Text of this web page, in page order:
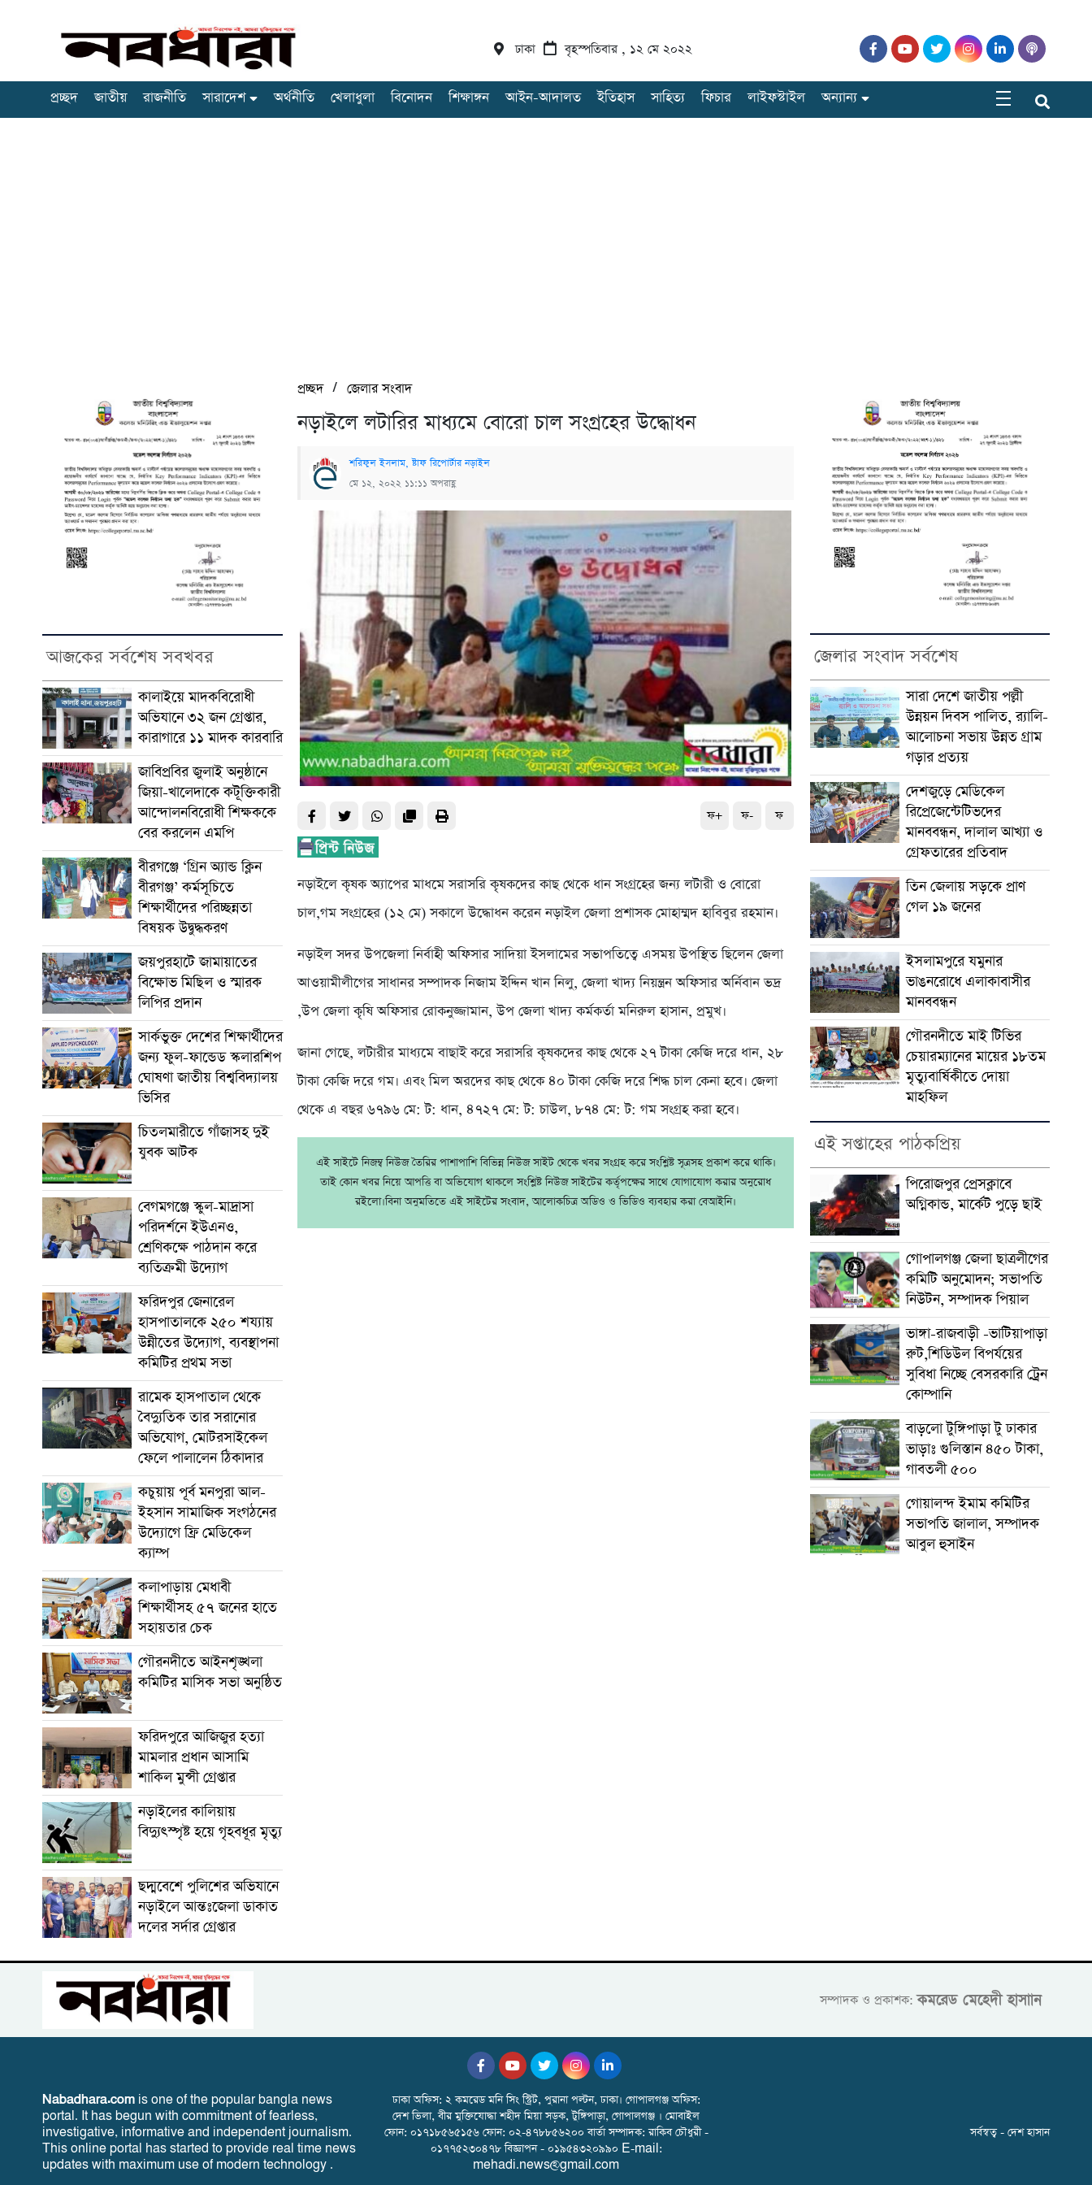
ঢাকা বৃহস্পতিবার , ১২ মে ২০২২
প্রচ্ছদ জাতীয় রাজনীতি সারাদেশ অর্থনীতি খেলাধুলা বিনোদন শিক্ষাঙ্গন আইন-আদালত ইতিহাস সাহিত্য ফিচার লাইফস্টাইল অন্যান্য
আজকের সর্বশেষ সবখবর
কালাইয়ে মাদকবিরোধী
অভিযানে ৩২ জন গ্রেপ্তার,
কারাগারে ১১ মাদক কারবারি
জাবিপ্রবির জুলাই অনুষ্ঠানে
জিয়া-খালেদাকে কটূক্তিকারী
আন্দোলনবিরোধী শিক্ষককে
বের করলেন এমপি
বীরগঞ্জে ‘গ্রিন অ্যান্ড ক্লিন
বীরগঞ্জ’ কর্মসূচিতে
শিক্ষার্থীদের পরিচ্ছন্নতা
বিষয়ক উদ্বুদ্ধকরণ
জয়পুরহাটে জামায়াতের
বিক্ষোভ মিছিল ও স্মারক
লিপির প্রদান
সার্কভুক্ত দেশের শিক্ষার্থীদের
জন্য ফুল-ফান্ডেড স্কলারশিপ
ঘোষণা জাতীয় বিশ্ববিদ্যালয়
ভিসির
চিতলমারীতে গাঁজাসহ দুই
যুবক আটক
বেগমগঞ্জে স্কুল-মাদ্রাসা
পরিদর্শনে ইউএনও,
শ্রেণিকক্ষে পাঠদান করে
ব্যতিক্রমী উদ্যোগ
ফরিদপুর জেনারেল
হাসপাতালকে ২৫০ শয্যায়
উন্নীতের উদ্যোগ, ব্যবস্থাপনা
কমিটির প্রথম সভা
রামেক হাসপাতাল থেকে
বৈদ্যুতিক তার সরানোর
অভিযোগ, মোটরসাইকেল
ফেলে পালালেন ঠিকাদার
কচুয়ায় পূর্ব মনপুরা আল-
ইহসান সামাজিক সংগঠনের
উদ্যোগে ফ্রি মেডিকেল
ক্যাম্প
কলাপাড়ায় মেধাবী
শিক্ষার্থীসহ ৫৭ জনের হাতে
সহায়তার চেক
গৌরনদীতে আইনশৃঙ্খলা
কমিটির মাসিক সভা অনুষ্ঠিত
ফরিদপুরে আজিজুর হত্যা
মামলার প্রধান আসামি
শাকিল মুন্সী গ্রেপ্তার
নড়াইলের কালিয়ায়
বিদ্যুৎস্পৃষ্ট হয়ে গৃহবধূর মৃত্যু
ছদ্মবেশে পুলিশের অভিযানে
নড়াইলে আন্তঃজেলা ডাকাত
দলের সর্দার গ্রেপ্তার
প্রচ্ছদ/জেলার সংবাদ
নড়াইলে লটারির মাধ্যমে বোরো চাল সংগ্রহের উদ্ধোধন
শরিফুল ইসলাম, ষ্টাফ রিপোর্টার নড়াইল
মে ১২, ২০২২ ১১:১১ অপরাহ্ণ
ফ+ ফ- ফ
নড়াইলে কৃষক অ্যাপের মাধমে সরাসরি কৃষকদের কাছ থেকে ধান সংগ্রহের জন্য লটারী ও বোরো
চাল,গম সংগ্রহের (১২ মে) সকালে উদ্ধোধন করেন নড়াইল জেলা প্রশাসক মোহাম্মদ হাবিবুর রহমান।
নড়াইল সদর উপজেলা নির্বাহী অফিসার সাদিয়া ইসলামের সভাপতিত্বে এসময় উপস্থিত ছিলেন জেলা
আওয়ামীলীগের সাধানর সম্পাদক নিজাম ইদ্দিন খান নিলু, জেলা খাদ্য নিয়ন্ত্রন অফিসার অর্নিবান ভদ্র
,উপ জেলা কৃষি অফিসার রোকনুজ্জামান, উপ জেলা খাদ্য কর্মকর্তা মনিরুল হাসান, প্রমুখ।
জানা গেছে, লটারীর মাধ্যমে বাছাই করে সরাসরি কৃষকদের কাছ থেকে ২৭ টাকা কেজি দরে ধান, ২৮
টাকা কেজি দরে গম। এবং মিল অরদের কাছ থেকে ৪০ টাকা কেজি দরে শিদ্ধ চাল কেনা হবে। জেলা
থেকে এ বছর ৬৭৯৬ মে: ট: ধান, ৪৭২৭ মে: ট: চাউল, ৮৭৪ মে: ট: গম সংগ্রহ করা হবে।
এই সাইটে নিজম্ব নিউজ তৈরির পাশাপাশি বিভিন্ন নিউজ সাইট থেকে খবর সংগ্রহ করে সংশ্লিষ্ট সূত্রসহ প্রকাশ করে থাকি।
তাই কোন খবর নিয়ে আপত্তি বা অভিযোগ থাকলে সংশ্লিষ্ট নিউজ সাইটের কর্তৃপক্ষের সাথে যোগাযোগ করার অনুরোধ
রইলো।বিনা অনুমতিতে এই সাইটের সংবাদ, আলোকচিত্র অডিও ও ভিডিও ব্যবহার করা বেআইনি।
জেলার সংবাদ সর্বশেষ
সারা দেশে জাতীয় পল্লী
উন্নয়ন দিবস পালিত, র‍্যালি-
আলোচনা সভায় উন্নত গ্রাম
গড়ার প্রত্যয়
দেশজুড়ে মেডিকেল
রিপ্রেজেন্টেটিভদের
মানববন্ধন, দালাল আখ্যা ও
গ্রেফতারের প্রতিবাদ
তিন জেলায় সড়কে প্রাণ
গেল ১৯ জনের
ইসলামপুরে যমুনার
ভাঙনরোধে এলাকাবাসীর
মানববন্ধন
গৌরনদীতে মাই টিভির
চেয়ারম্যানের মায়ের ১৮তম
মৃত্যুবার্ষিকীতে দোয়া
মাহফিল
এই সপ্তাহের পাঠকপ্রিয়
পিরোজপুর প্রেসক্লাবে
অগ্নিকান্ড, মার্কেট পুড়ে ছাই
গোপালগঞ্জ জেলা ছাত্রলীগের
কমিটি অনুমোদন; সভাপতি
নিউটন, সম্পাদক পিয়াল
ভাঙ্গা-রাজবাড়ী -ভাটিয়াপাড়া
রুট,শিডিউল বিপর্যয়ের
সুবিধা নিচ্ছে বেসরকারি ট্রেন
কোম্পানি
বাড়লো টুঙ্গিপাড়া টু ঢাকার
ভাড়াঃ গুলিস্তান ৪৫০ টাকা,
গাবতলী ৫০০
গোয়ালন্দ ইমাম কমিটির
সভাপতি জালাল, সম্পাদক
আবুল হুসাইন
সম্পাদক ও প্রকাশক:কমরেড মেহেদী হাসাান
Nabadhara.com is one of the popular bangla news
portal. It has begun with commitment of fearless,
investigative, informative and independent journalism.
This online portal has started to provide real time news
updates with maximum use of modern technology .
ঢাকা অফিস: ২ কমরেড মনি সিং স্ট্রিট, পুরানা পল্টন, ঢাকা। গোপালগঞ্জ অফিস:
দেশ ভিলা, বীর মুক্তিযোদ্ধা শহীদ মিয়া সড়ক, টুঙ্গিপাড়া, গোপালগঞ্জ । মোবাইল
ফোন: ০১৭১৮৫৬৫১৫৬ ফোন: ০২-৪৭৮৮৫৬২০০ বার্তা সম্পাদক: রাকিব চৌধুরী -
০১৭৭৫২৩০৪৭৮ বিজ্ঞাপন - ০১৯৫৪৩২০৯৯০ E-mail:
mehadi.news@gmail.com
সর্বস্বত্ব - দেশ হাসান